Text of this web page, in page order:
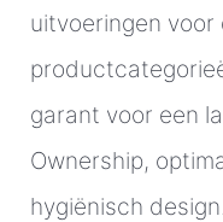
uitvoeringen voor
garant voor een
Ownership,
hygiënisch